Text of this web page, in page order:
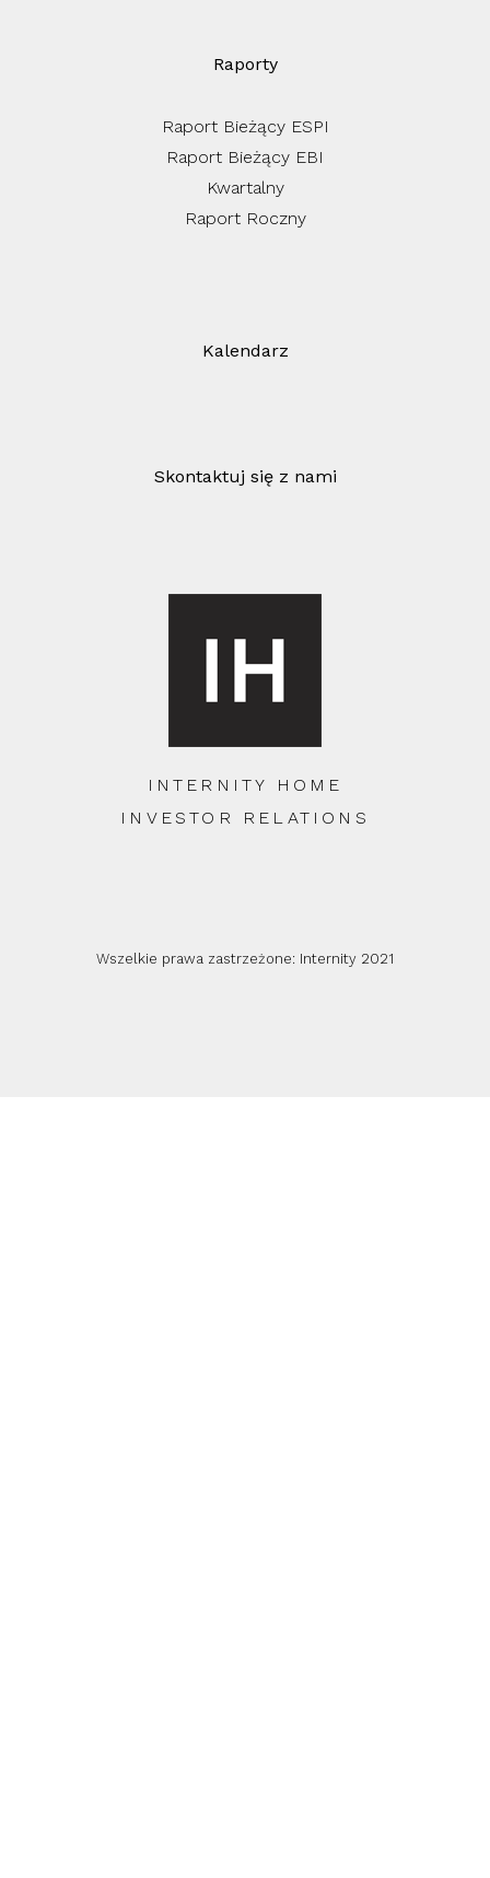
Raporty
Raport Bieżący ESPI
Raport Bieżący EBI
Kwartalny
Raport Roczny
Kalendarz
Skontaktuj się z nami
Wszelkie prawa zastrzeżone: Internity 2021
INTERNITY HOME
INVESTOR RELATIONS